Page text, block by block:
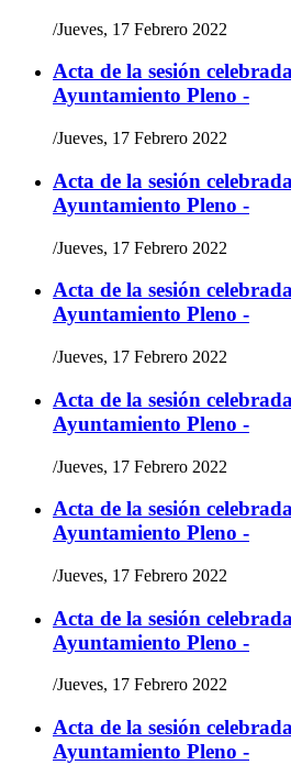
/Jueves, 17 Febrero 2022
Acta de la sesión
Ayuntamiento Pleno -
/Jueves, 17 Febrero 2022
Acta de la sesión
Ayuntamiento Pleno -
/Jueves, 17 Febrero 2022
Acta de la sesión
Ayuntamiento Pleno -
/Jueves, 17 Febrero 2022
Acta de la sesión
Ayuntamiento Pleno -
/Jueves, 17 Febrero 2022
Acta de la sesión
Ayuntamiento Pleno -
/Jueves, 17 Febrero 2022
Acta de la sesión
Ayuntamiento Pleno -
/Jueves, 17 Febrero 2022
Acta de la sesión
Ayuntamiento Pleno -